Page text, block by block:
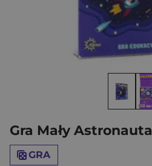
Gra Mały Astronauta
GRA